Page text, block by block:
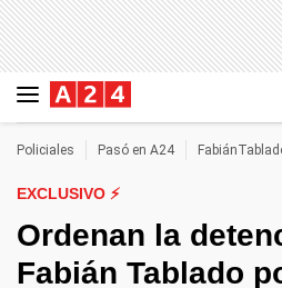
Policiales Pasó en A24
EXCLUSIVO ⚡
Ordenan la
Fabián Tablado